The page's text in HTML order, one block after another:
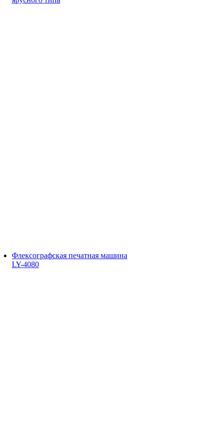
Флексографская печатная машина
LY-4080